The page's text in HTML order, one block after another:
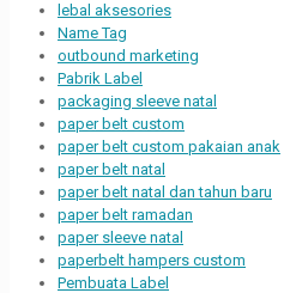
lebal aksesories
Name Tag
outbound marketing
Pabrik Label
packaging sleeve natal
paper belt custom
paper belt custom pakaian anak
paper belt natal
paper belt natal dan tahun baru
paper belt ramadan
paper sleeve natal
paperbelt hampers custom
Pembuata Label